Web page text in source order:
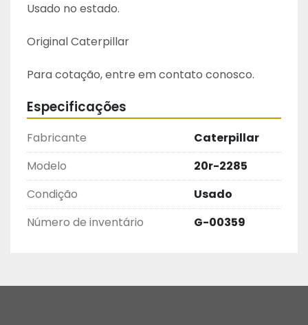
Usado no estado.
Original Caterpillar
Para cotação, entre em contato conosco.
Especificações
Fabricante
Caterpillar
Modelo
20r-2285
Condição
Usado
Número de inventário
G-00359